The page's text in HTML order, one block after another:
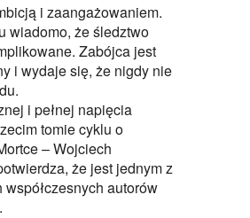
i zaangażowaniem.
wiadomo, że śledztwo
Zabójca jest
i wydaje się, że nigdy nie
i pełnej napięcia
tomie cyklu o
– Wojciech
że jest jednym z
współczesnych autorów